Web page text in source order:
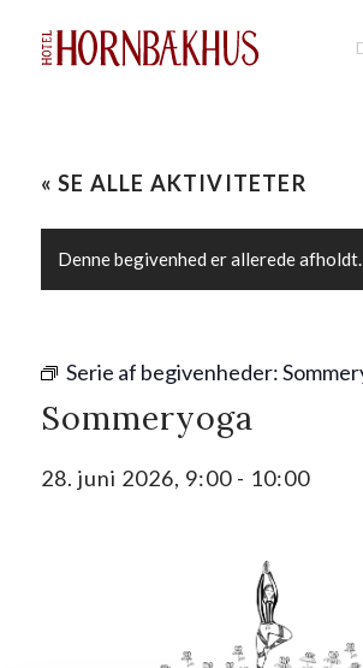
« SE ALLE AKTIVITETER
Denne begivenhed er allerede afholdt.
Serie af begivenheder:
Sommeryoga
28. juni 2026, 9:00- 10:00